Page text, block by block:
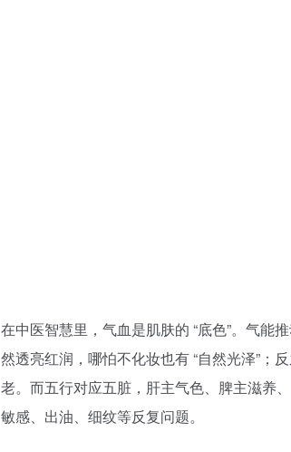
在中医智慧里，气血是肌肤的 “底色”。气能
然透亮红润，哪怕不化妆也有 “自然光泽”；
老。而五行对应五脏，肝主气色、脾主滋养
敏感、出油、细纹等反复问题。